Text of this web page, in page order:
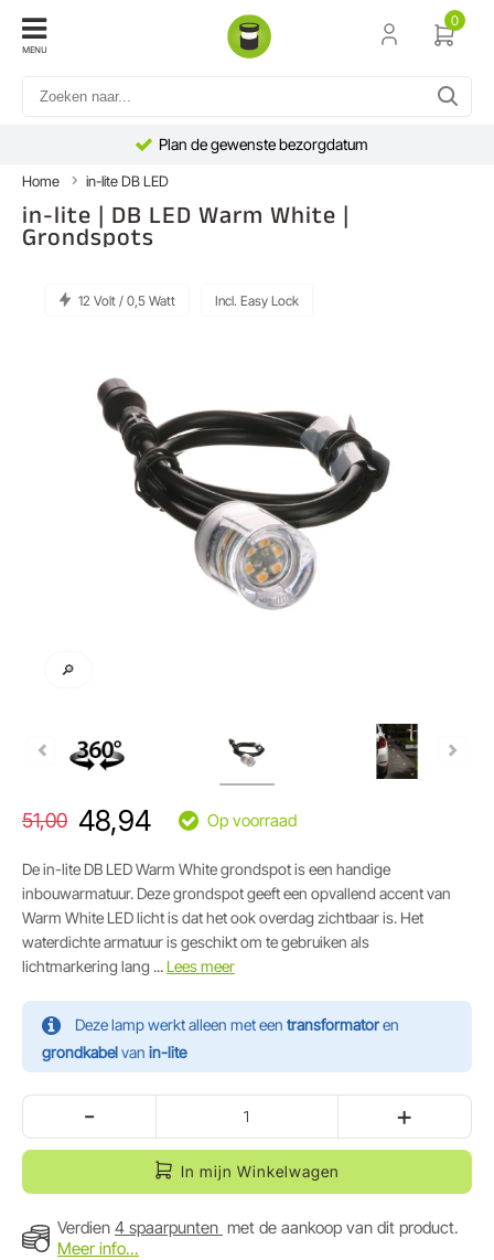
MENU
0
Plan de gewenste bezorgdatum
Home in-lite DB LED
in-lite | DB LED Warm White |
Grondspots
12 Volt / 0,5 Watt Incl. Easy Lock
🔎
51,00 48,94 Op voorraad
De in-lite DB LED Warm White grondspot is een handige
inbouwarmatuur. Deze grondspot geeft een opvallend accent van
Warm White LED licht is dat het ook overdag zichtbaar is. Het
waterdichte armatuur is geschikt om te gebruiken als
lichtmarkering lang ... Lees meer
Deze lamp werkt alleen met een transformatoren
grondkabelvan in-lite
- +
In mijn Winkelwagen
Verdien 4 spaarpunten met de aankoop van dit product.
Meer info...